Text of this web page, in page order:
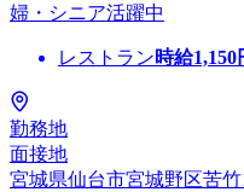
婦・シニア活躍中
レストラン時給1,150
勤務地
面接地
宮城県仙台市宮城野区苦竹